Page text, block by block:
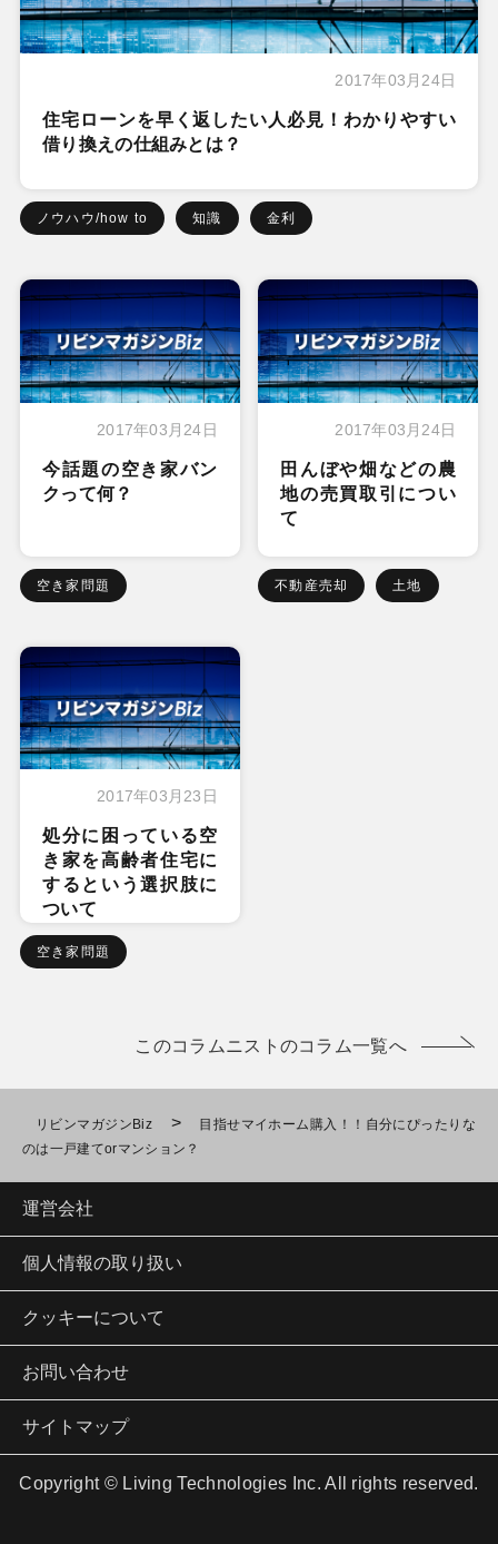
2017年03月24日
住宅ローンを早く返したい人必見！わかりやすい
借り換えの仕組みとは？
ノウハウ/how to 知識 金利
2017年03月24日
今話題の空き家バン
クって何？
空き家問題
2017年03月24日
田んぼや畑などの農
地の売買取引につい
て
不動産売却 土地
2017年03月23日
処分に困っている空
き家を高齢者住宅に
するという選択肢に
ついて
空き家問題
このコラムニストのコラム一覧へ
リビンマガジンBiz >
目指せマイホーム購入！！自分にぴったりな
のは一戸建てorマンション？
運営会社
個人情報の取り扱い
クッキーについて
お問い合わせ
サイトマップ
Copyright © Living Technologies Inc. All rights reserved.